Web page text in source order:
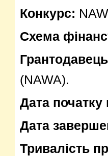
Конкурс:
Схема
(NAWA).
Дата початку
Дата
Тривалість